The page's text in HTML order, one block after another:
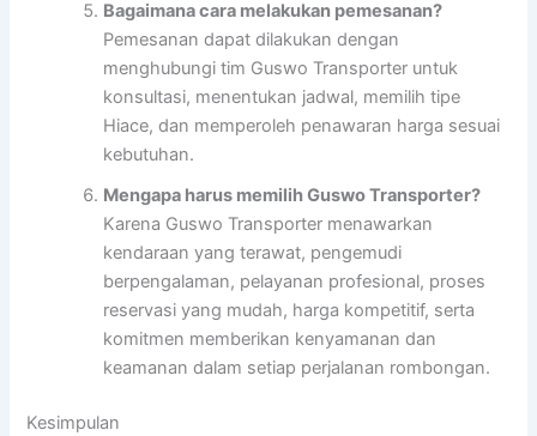
Bagaimana cara melakukan pemesanan?
Pemesanan dapat dilakukan dengan
menghubungi tim Guswo Transporter untuk
konsultasi, menentukan jadwal, memilih tipe
Hiace, dan memperoleh penawaran harga sesuai
kebutuhan.
Mengapa harus memilih Guswo Transporter?
Karena Guswo Transporter menawarkan
kendaraan yang terawat, pengemudi
berpengalaman, pelayanan profesional, proses
reservasi yang mudah, harga kompetitif, serta
komitmen memberikan kenyamanan dan
keamanan dalam setiap perjalanan rombongan.
Kesimpulan